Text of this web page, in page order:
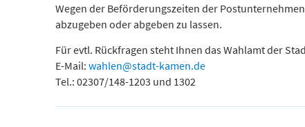
Wegen der Beförderungszeiten der
abzugeben oder abgeben zu lassen.
Für evtl. Rückfragen steht Ihnen das Wahlamt der
E-Mail: wahlen@stadt-kamen.de
Tel.: 02307/148-1203 und 1302